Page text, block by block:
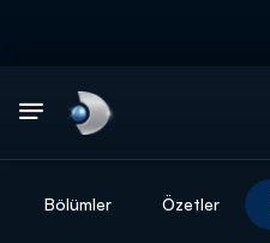
Bölümler Özetler